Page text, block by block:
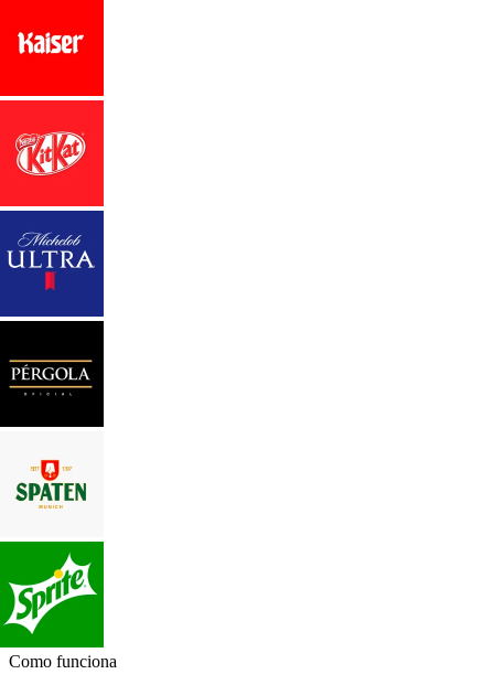
Como funciona